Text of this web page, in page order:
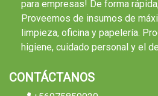
para empresas! De forma
Proveemos de insumos de
limpieza, oficina y papelería.
higiene, cuidado personal y el
CONTÁCTANOS